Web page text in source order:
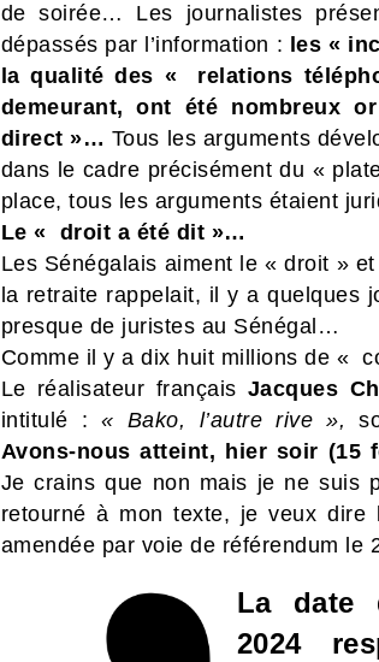
de soirée… Les journalistes
dépassés par l’information : les «
la qualité des « relations
demeurant, ont été nombreux
direct »… Tous les arguments
dans le cadre précisément du «
place, tous les arguments étaient
Le « droit a été dit »…
Les Sénégalais aiment le « droit »
la retraite rappelait, il y a quelques
presque de juristes au Sénégal…
Comme il y a dix huit millions de «
Le réalisateur français Jacques
intitulé :« Bako, l’autre rive »,
Avons-nous atteint, hier soir (15
Je crains que non mais je ne
retourné à mon texte, je veux dire
amendée par voie de référendum le
La date
2024